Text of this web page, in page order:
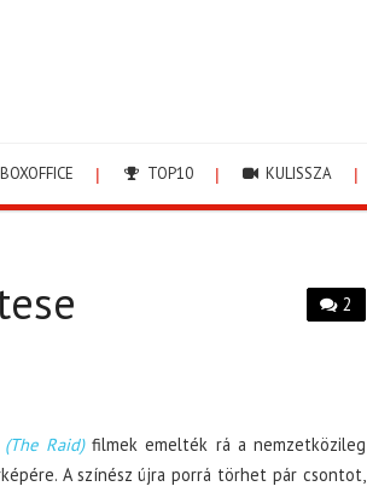
BOXOFFICE TOP10 KULISSZA
2
Raid)filmek emelték rá a nemzetközileg
A színész újra porrá törhet pár csontot,